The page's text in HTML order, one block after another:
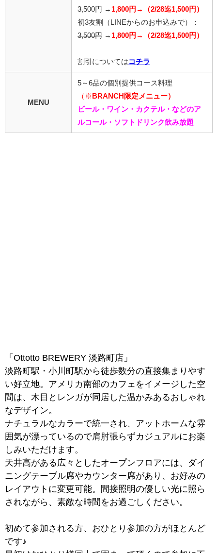
3,500円 → 1,800円→（2/28迄1,500円）
初3友割（LINEからのお申込みで）：
3,500円 → 1,800円→（2/28迄1,500円）
割引については コチラ
MENU
5～6品の個別提供コース料理
（※ BRANCH限定メニュー）
ビール・ワイン・カクテル・などのア
ルコール・ソフトドリンク飲み放題
「Ottotto BREWERY 淡路町店」
淡路町駅・小川町駅から徒歩数分の直接集まりやす
い好立地。アメリカ南部のカフェをイメージした空
間は、木目とレンガが同居した温かみあるおしゃれ
なデザイン。
ナチュラルなカラーで統一され、アットホームな雰
囲気が漂っているので肩肘張らずカジュアルにお楽
しみいただけます。
天井高がある広々としたオープンフロアには、ダイ
ニングテーブル席やカウンター席があり、お好みの
レイアウトに変更可能。間接照明の優しい光に照ら
されながら、素敵な時間をお過ごしください。
初めて参加される方、おひとり参加の方がほとんど
です♪